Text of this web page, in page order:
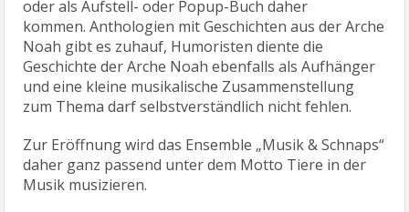
oder als Aufstell- oder Popup-Buch daher
kommen. Anthologien mit Geschichten aus der Arche
Noah gibt es zuhauf, Humoristen diente die
Geschichte der Arche Noah ebenfalls als Aufhänger
und eine kleine musikalische Zusammenstellung
zum Thema darf selbstverständlich nicht fehlen.
Zur Eröffnung wird das Ensemble „Musik & Schnaps“
daher ganz passend unter dem Motto Tiere in der
Musik musizieren.